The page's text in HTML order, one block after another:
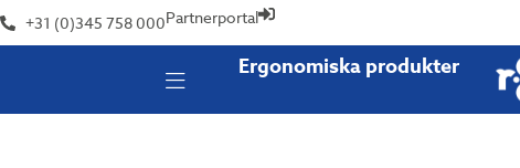
+31 (0)345 758 000Partnerportal
Ergonomiska produkter